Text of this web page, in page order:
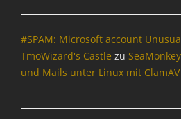
y
S
e
#SPAM: Microsoft account
TmoWizard's Castle zu
und Mails unter Linux mit